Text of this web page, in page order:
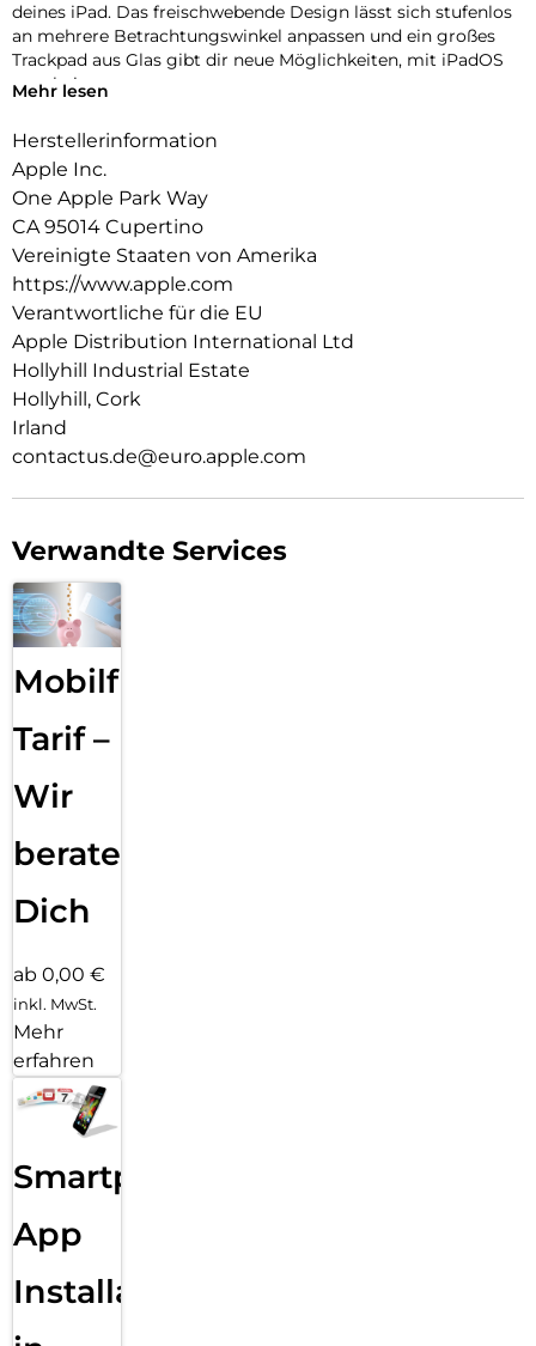
deines iPad. Das frei­schwebende Design lässt sich stufenlos
an mehrere Betrachtungs­winkel anpassen und ein großes
Trackpad aus Glas gibt dir neue Möglichkeiten, mit iPadOS
zu arbeiten.
Mehr lesen
Herstellerinformation
Apple Inc.
One Apple Park Way
CA 95014 Cupertino
Vereinigte Staaten von Amerika
https://www.apple.com
Verantwortliche für die EU
Apple Distribution International Ltd
Hollyhill Industrial Estate
Hollyhill, Cork
Irland
contactus.de@euro.apple.com
Verwandte Services
Mobilfunk
Tarif –
Wir
beraten
Dich
ab 0,00 €
inkl. MwSt.
Mehr
erfahren
Smartphone
App
Installation